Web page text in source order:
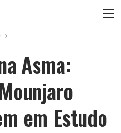
Asma:
em Estudo